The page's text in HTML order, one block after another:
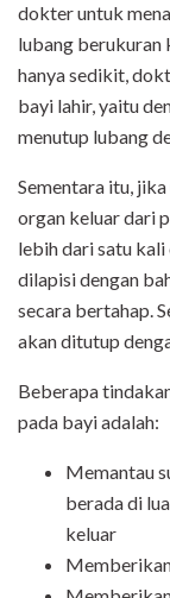
dokter untuk
lubang berukuran
hanya sedikit,
bayi lahir, yaitu
menutup lubang
Sementara itu,
organ keluar dari
lebih dari satu
dilapisi dengan
secara bertahap.
akan ditutup
Beberapa
pada bayi adalah:
Memantau
berada di
keluar